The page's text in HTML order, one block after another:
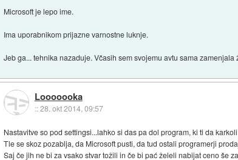
Microsoft je lepo ime.
Ima uporabnikom prijazne varnostne luknje.
Jeb ga... tehnika nazaduje. Včasih sem svojemu avtu sama
Looooooka
::28. okt 2014, 09:57
Nastavitve so pod settingsi...lahko si das pa dol program, ki ti da
Tle se skoz pozablja, da Microsoft pusti, da tud ostali programerji
Saj če jih ne bi za vsako stvar tožili in če bi pać želeli nabijat ceno še